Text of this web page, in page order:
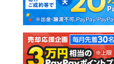
新築一戸建て
注文住宅